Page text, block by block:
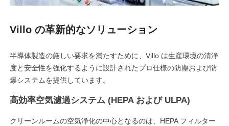
Villo の革新的なソリューション
半導体製造の厳しい要求を満たすために、Villo は生産環境の清浄
度と安全性を強化するように設計されたプロ仕様の防塵および防
爆システムを提供しています。
高効率空気濾過システム (HEPA および ULPA)
クリーンルームの空気浄化の中心となるのは、HEPA フィルター